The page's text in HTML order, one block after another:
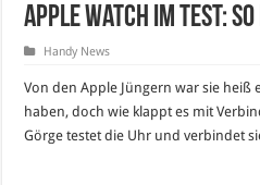
Apple Watch im Test:
Handy News
Von den Apple Jüngern war sie heiß
haben, doch wie klappt es mit
Görge testet die Uhr und verbindet